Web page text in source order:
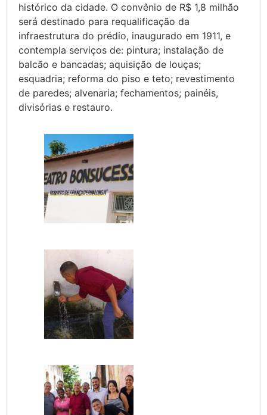
histórico da cidade. O convênio de R$ 1,8 milhão
será destinado para requalificação da
infraestrutura do prédio, inaugurado em 1911, e
contempla serviços de: pintura; instalação de
balcão e bancadas; aquisição de louças;
esquadria; reforma do piso e teto; revestimento
de paredes; alvenaria; fechamentos; painéis,
divisórias e restauro.